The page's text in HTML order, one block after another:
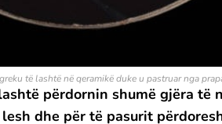
të lashtë në qeramikë duke u pastruar nga
përdornin shumë gjëra të
dhe për të pasurit